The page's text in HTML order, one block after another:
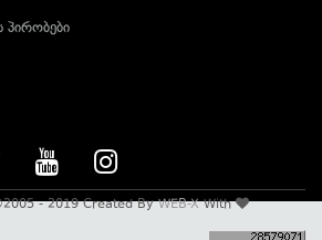
პირობები
- 2019 Created ByWEB-XWith